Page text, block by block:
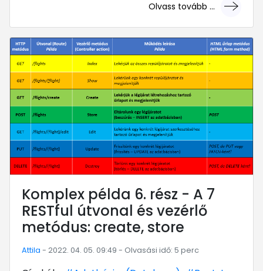
Olvass tovább ...
... mert megéri!
Komplex példa 6. rész - A 7
RESTful útvonal és vezérlő
metódus: create, store
Attila - 2022. 04. 05. 09:49 - Olvasási idő: 5 perc